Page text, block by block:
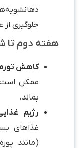
جلوگیری
هفته دوم تا
کاهش
ممکن است
بماند.
رژیم
غذاهای
(مانند